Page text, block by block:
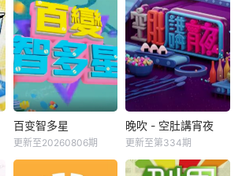
百变智多星
更新至20260806期
晚吹 - 空肚講宵夜
更新至第334期